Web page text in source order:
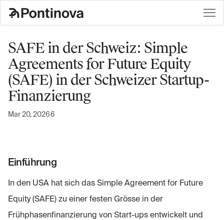
SAFE in der Schweiz: Simple
Agreements for Future Equity
(SAFE) in der Schweizer Startup-
Finanzierung
Mar 20, 20266
Einführung
In den USA hat sich das Simple Agreement for Future
Equity (SAFE) zu einer festen Grösse in der
Frühphasenfinanzierung von Start-ups entwickelt und